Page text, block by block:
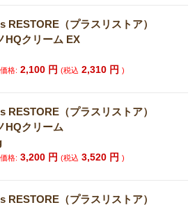
RESTORE（プラスリストア）
HQクリーム EX
格: 2,100 円(税込 2,310 円)
RESTORE（プラスリストア）
HQクリーム
格: 3,200 円(税込 3,520 円)
RESTORE（プラスリストア）